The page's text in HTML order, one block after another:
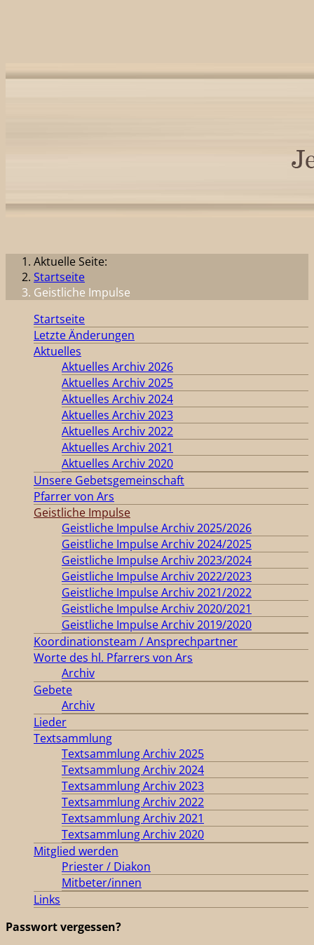
Aktuelle Seite:
Startseite
Geistliche Impulse
Startseite
Letzte Änderungen
Aktuelles
Aktuelles Archiv 2026
Aktuelles Archiv 2025
Aktuelles Archiv 2024
Aktuelles Archiv 2023
Aktuelles Archiv 2022
Aktuelles Archiv 2021
Aktuelles Archiv 2020
Unsere Gebetsgemeinschaft
Pfarrer von Ars
Geistliche Impulse
Geistliche Impulse Archiv 2025/2026
Geistliche Impulse Archiv 2024/2025
Geistliche Impulse Archiv 2023/2024
Geistliche Impulse Archiv 2022/2023
Geistliche Impulse Archiv 2021/2022
Geistliche Impulse Archiv 2020/2021
Geistliche Impulse Archiv 2019/2020
Koordinationsteam / Ansprechpartner
Worte des hl. Pfarrers von Ars
Archiv
Gebete
Archiv
Lieder
Textsammlung
Textsammlung Archiv 2025
Textsammlung Archiv 2024
Textsammlung Archiv 2023
Textsammlung Archiv 2022
Textsammlung Archiv 2021
Textsammlung Archiv 2020
Mitglied werden
Priester / Diakon
Mitbeter/innen
Links
Passwort vergessen?